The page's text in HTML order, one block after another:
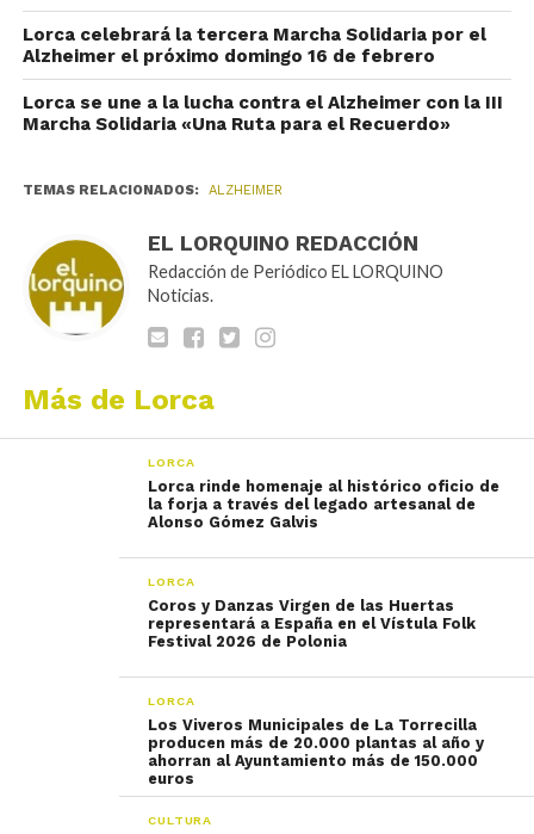
Lorca celebrará la tercera Marcha Solidaria por el
Alzheimer el próximo domingo 16 de febrero
Lorca se une a la lucha contra el Alzheimer con la III
Marcha Solidaria «Una Ruta para el Recuerdo»
TEMAS RELACIONADOS: ALZHEIMER
EL LORQUINO REDACCIÓN
Redacción de Periódico EL LORQUINO
Noticias.
Más de Lorca
LORCA
Lorca rinde homenaje al histórico oficio de
la forja a través del legado artesanal de
Alonso Gómez Galvis
LORCA
Coros y Danzas Virgen de las Huertas
representará a España en el Vístula Folk
Festival 2026 de Polonia
LORCA
Los Viveros Municipales de La Torrecilla
producen más de 20.000 plantas al año y
ahorran al Ayuntamiento más de 150.000
euros
CULTURA